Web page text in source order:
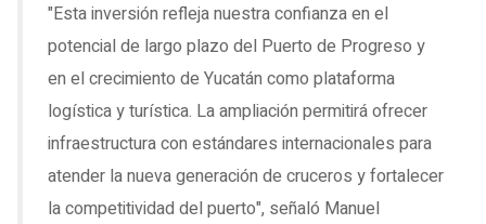
"Esta inversión refleja nuestra confianza en el
potencial de largo plazo del Puerto de Progreso y
en el crecimiento de Yucatán como plataforma
logística y turística. La ampliación permitirá ofrecer
infraestructura con estándares internacionales para
atender la nueva generación de cruceros y fortalecer
la competitividad del puerto", señaló Manuel